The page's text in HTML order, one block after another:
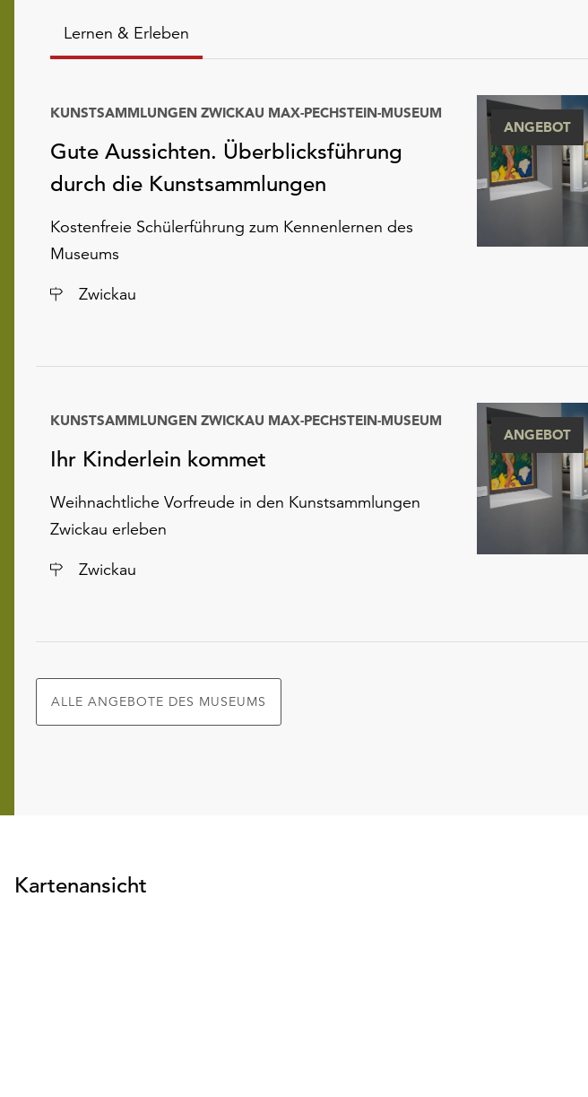
Lernen & Erleben
Gute Aussichten. Überblicksführung
durch die Kunstsammlungen
KUNSTSAMMLUNGEN ZWICKAU MAX-PECHSTEIN-MUSEUM
Kostenfreie Schülerführung zum Kennenlernen des
Museums
Ort
Zwickau
ANGEBOT
Ihr Kinderlein kommet
KUNSTSAMMLUNGEN ZWICKAU MAX-PECHSTEIN-MUSEUM
Weihnachtliche Vorfreude in den Kunstsammlungen
Zwickau erleben
Ort
Zwickau
ANGEBOT
ALLE ANGEBOTE DES MUSEUMS
Kartenansicht